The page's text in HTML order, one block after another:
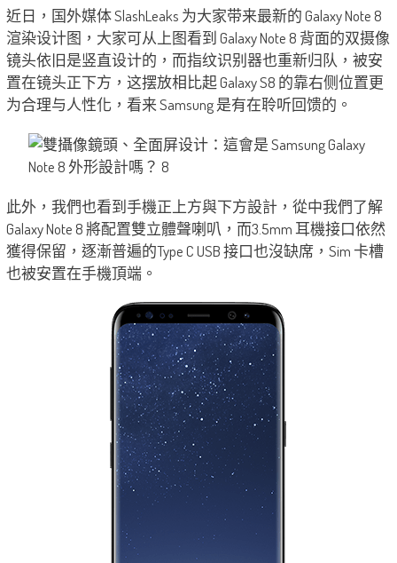
近日，国外媒体 SlashLeaks 为大家带来最新的 Galaxy Note 8
渲染设计图，大家可从上图看到 Galaxy Note 8 背面的双摄像
镜头依旧是竖直设计的，而指纹识别器也重新归队，被安
置在镜头正下方，这摆放相比起 Galaxy S8 的靠右侧位置更
为合理与人性化，看来 Samsung 是有在聆听回馈的。
此外，我們也看到手機正上方與下方設計，從中我們了解
Galaxy Note 8 將配置雙立體聲喇叭，而3.5mm 耳機接口依然
獲得保留，逐漸普遍的Type C USB 接口也沒缺席，Sim 卡槽
也被安置在手機頂端。